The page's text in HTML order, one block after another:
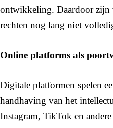
ontwikkeling. Daardoor zijn
rechten nog lang niet
Online platforms als
Digitale platformen spelen
handhaving van het
Instagram, TikTok en